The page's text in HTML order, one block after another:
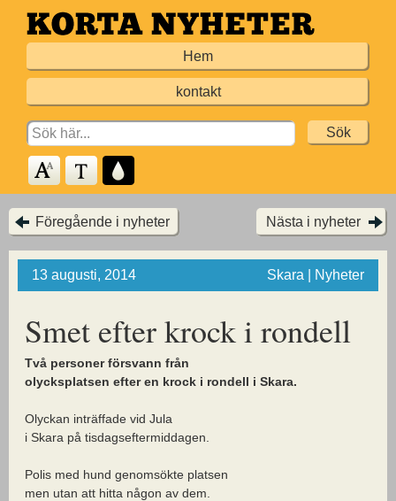
Hoppa
till
Hem
kontakt
Search
for:
Föregående i nyheter Nästa i nyheter
13 augusti, 2014 Skara | Nyheter
Smet efter krock i rondell
Två personer försvann från
olycksplatsen efter en krock i rondell i Skara.
Olyckan inträffade vid Jula
i Skara på tisdagseftermiddagen.
Polis med hund genomsökte platsen
men utan att hitta någon av dem.